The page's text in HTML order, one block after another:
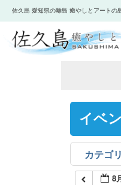
佐久島 愛知県の離島 癒やしとアートの
イベ
8